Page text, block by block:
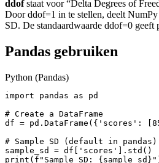
ddofstaat voor “Delta Degrees of
Door ddof=1 in te stellen, deelt
SD. De standaardwaarde ddof=0 geeft
Pandas gebruiken
Python (Pandas)
import pandas as pd
# Create a DataFrame
df = pd.DataFrame({'scores':
# Sample SD (default in pandas)
sample_sd = df['scores'].std()
print(f"Sample SD: